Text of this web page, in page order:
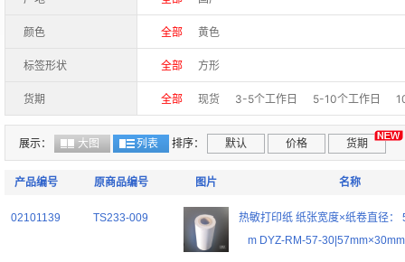
颜色 全部 黄色
标签形状 全部 方形
货期 全部 现货 3-5个工作日 5-10个工作日
展示： 大图 列表 排序： 默认 价格 货期
产品编号 原商品编号 图片 名称
02101139 TS233-009
热敏打印纸 纸张宽度×纸卷直径：
m DYZ-RM-57-